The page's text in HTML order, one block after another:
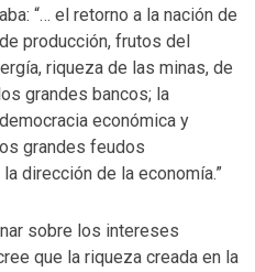
“… el retorno a la nación de
producción, frutos del
riqueza de las minas, de
grandes bancos; la
económica y
grandes feudos
dirección de la economía.”
sobre los intereses
que la riqueza creada en la